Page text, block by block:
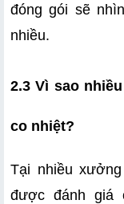
đóng gói sẽ
nhiều.
2.3 Vì sao
co nhiệt?
Tại nhiều
được đánh giá